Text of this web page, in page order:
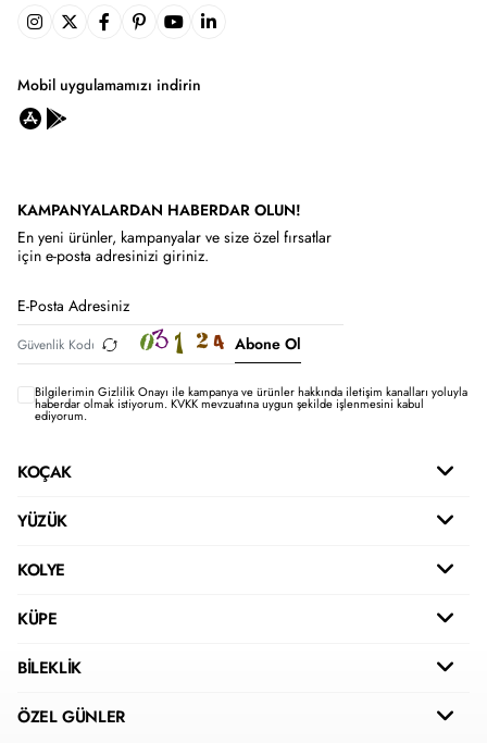
Mobil uygulamamızı indirin
KAMPANYALARDAN HABERDAR OLUN!
En yeni ürünler, kampanyalar ve size özel fırsatlar
için e-posta adresinizi giriniz.
Abone Ol
Bilgilerimin Gizlilik Onayı ile kampanya ve ürünler hakkında iletişim kanalları yoluyla
haberdar olmak istiyorum.KVKK mevzuatına uygun şekilde işlenmesini kabul
ediyorum.
KOÇAK
YÜZÜK
KOLYE
KÜPE
BİLEKLİK
ÖZEL GÜNLER